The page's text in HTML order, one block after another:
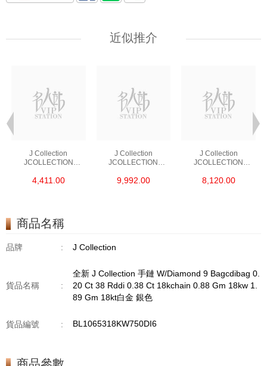
近似推介
J Collection
JCOLLECTION
RDDI 0.48 CT18KR
4,411.00
J Collection
JCOLLECTION
RDDI 1.34 CT18KW
9,992.00
J Collection
JCOLLECTION
W/DIAMOND 7
8,120.00
商品名稱
品牌 : J Collection
貨品名稱 :
全新 J Collection 手鏈 W/Diamond 9 Bagcdibag 0.
20 Ct 38 Rddi 0.38 Ct 18kchain 0.88 Gm 18kw 1.
89 Gm 18kt白金 銀色
貨品編號 : BL1065318KW750DI6